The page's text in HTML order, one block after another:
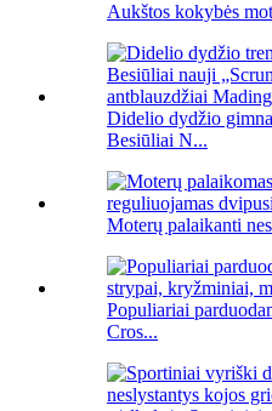
Aukštos kokybės
Didelio dydžio
Besiūliai N...
Moterų palaikanti
Populiariai
Cros...